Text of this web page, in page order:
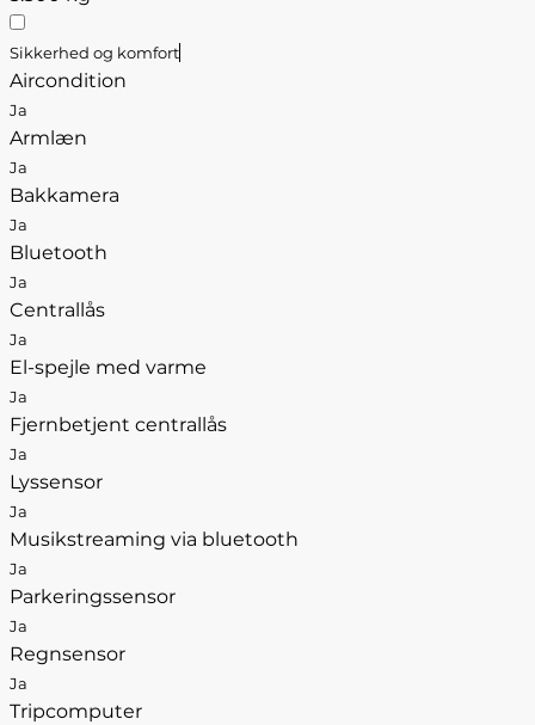
Sikkerhed og komfort
Aircondition
Ja
Armlæn
Ja
Bakkamera
Ja
Bluetooth
Ja
Centrallås
Ja
El-spejle med varme
Ja
Fjernbetjent centrallås
Ja
Lyssensor
Ja
Musikstreaming via bluetooth
Ja
Parkeringssensor
Ja
Regnsensor
Ja
Tripcomputer